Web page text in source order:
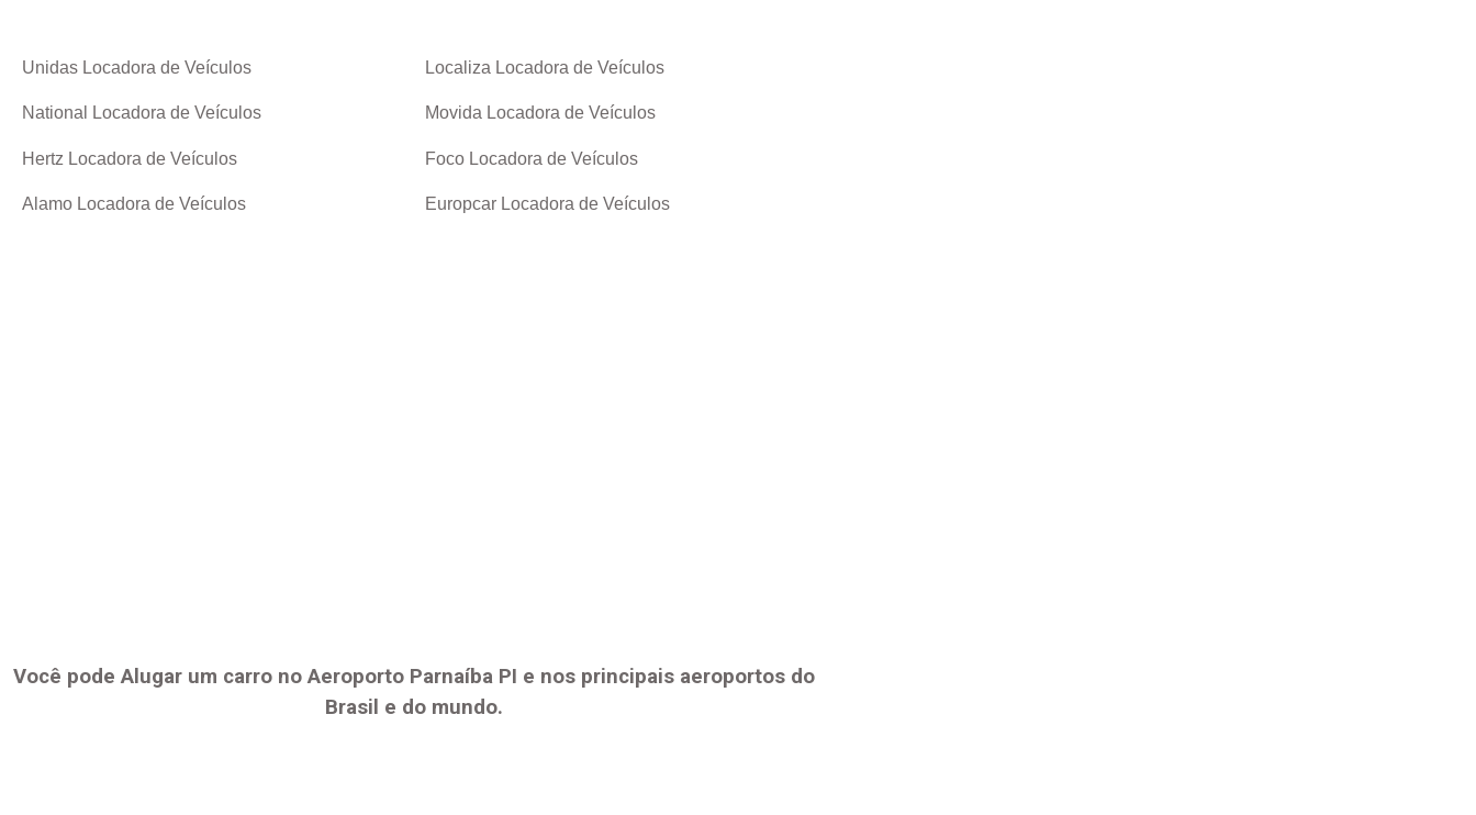
Unidas Locadora de Veículos
National Locadora de Veículos
Hertz Locadora de Veículos
Alamo Locadora de Veículos
Localiza Locadora de Veículos
Movida Locadora de Veículos
Foco Locadora de Veículos
Europcar Locadora de Veículos
Você pode Alugar um carro no Aeroporto Parnaíba PI e nos principais aeroportos do
Brasil e do mundo.